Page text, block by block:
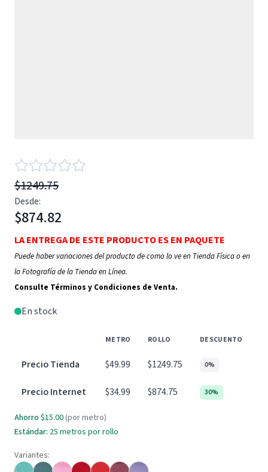
$1249.75
Desde:
$874.82
LA ENTREGA DE ESTE PRODUCTO ES EN PAQUETE
Puede haber variaciones del producto de como lo ve en Tienda Física o en
la Fotografía de la Tienda en Línea.
Consulte Términos y Condiciones de Venta.
En stock
METRO ROLLO DESCUENTO
Precio Tienda $49.99 $1249.75 0%
Precio Internet $34.99 $874.75 30%
Ahorro $15.00 (por metro)
Estándar: 25 metros por rollo
Variantes: